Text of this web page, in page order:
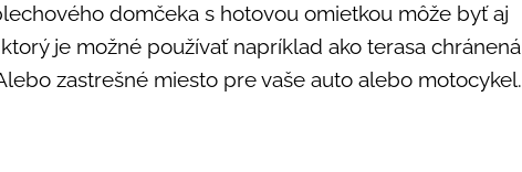
domčeka s hotovou omietkou môže byť aj
je možné používať napríklad ako terasa chránená
zastrešné miesto pre vaše auto alebo motocykel.